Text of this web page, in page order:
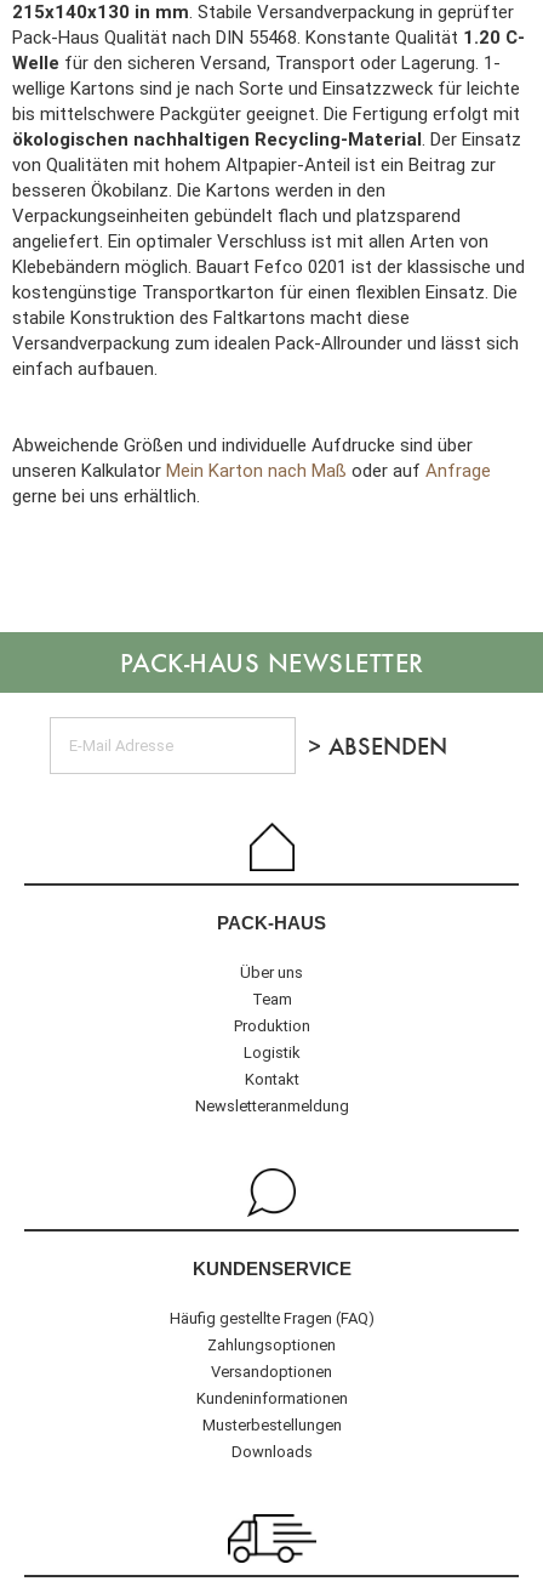
215x140x130 in mm. Stabile Versandverpackung in geprüfter
Pack-Haus Qualität nach DIN 55468. Konstante Qualität 1.20 C-
Welle für den sicheren Versand, Transport oder Lagerung. 1-
wellige Kartons sind je nach Sorte und Einsatzzweck für leichte
bis mittelschwere Packgüter geeignet. Die Fertigung erfolgt mit
ökologischen nachhaltigen Recycling-Material. Der Einsatz
von Qualitäten mit hohem Altpapier-Anteil ist ein Beitrag zur
besseren Ökobilanz. Die Kartons werden in den
Verpackungseinheiten gebündelt flach und platzsparend
angeliefert. Ein optimaler Verschluss ist mit allen Arten von
Klebebändern möglich. Bauart Fefco 0201 ist der klassische und
kostengünstige Transportkarton für einen flexiblen Einsatz. Die
stabile Konstruktion des Faltkartons macht diese
Versandverpackung zum idealen Pack-Allrounder und lässt sich
einfach aufbauen.
Abweichende Größen und individuelle Aufdrucke sind über
unseren Kalkulator Mein Karton nach Maß oder auf Anfrage
gerne bei uns erhältlich.
NEWSLETTER
PACK-HAUS
Über uns
Team
Produktion
Logistik
Kontakt
Newsletteranmeldung
KUNDENSERVICE
Häufig gestellte Fragen (FAQ)
Zahlungsoptionen
Versandoptionen
Kundeninformationen
Musterbestellungen
Downloads